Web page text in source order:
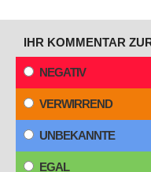
IHR KOMMENTAR
NEGATIV
VERWIRREND
UNBEKANNTE
EGAL